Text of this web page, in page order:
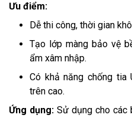
Ưu điểm:
Dễ thi công, thời gian
Tạo lớp màng bảo vệ
ẩm xâm nhập.
Có khả năng chống tia
trên cao.
Ứng dụng:Sử dụng cho các